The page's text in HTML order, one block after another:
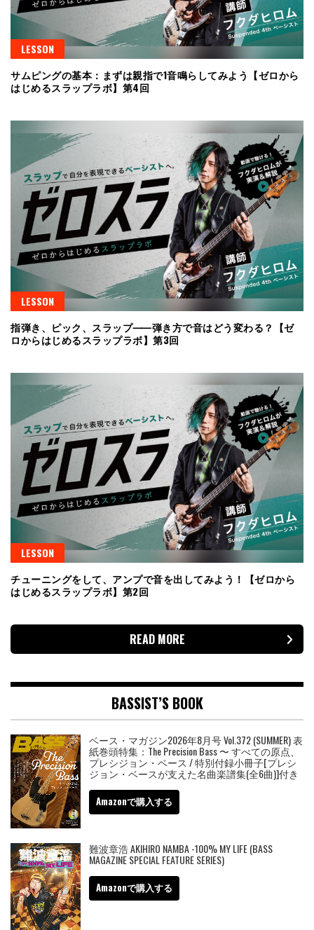
LESSON
サムピングの基本：まずは親指で1音鳴らしてみよう【ゼロから
はじめるスラップラボ】第4回
LESSON
指弾き、ピック、スラップ⸺弾き方で音はどう変わる？【ゼ
ロからはじめるスラップラボ】第3回
LESSON
チューニングをして、アンプで音を出してみよう！【ゼロから
はじめるスラップラボ】第2回
READ MORE
BASSIST’S BOOK
ベース・マガジン2026年8月号 Vol.372 (SUMMER) 表
紙巻頭特集：The Precision Bass 〜 すべての原点、
プレシジョン・ベース / 特別付録小冊子[プレシ
ジョン・ベースが支えた名曲楽譜集(全6曲)]付き
Amazonで購入する
難波章浩 AKIHIRO NAMBA -100% MY LIFE (BASS
MAGAZINE SPECIAL FEATURE SERIES)
Amazonで購入する